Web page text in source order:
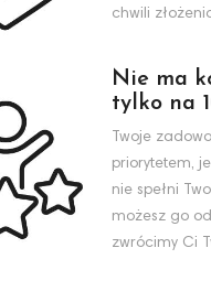
chwili
Nie ma
tylko na
Twoje
priorytetem,
nie spełni
możesz go
zwrócimy Ci